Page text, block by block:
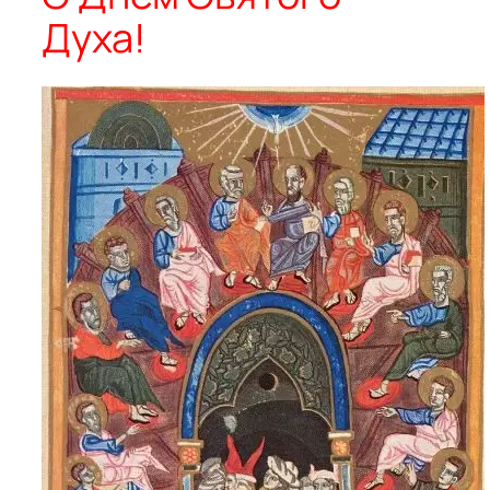
Духа!